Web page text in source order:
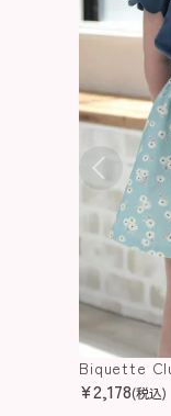
Biquette
¥2,178(税込)